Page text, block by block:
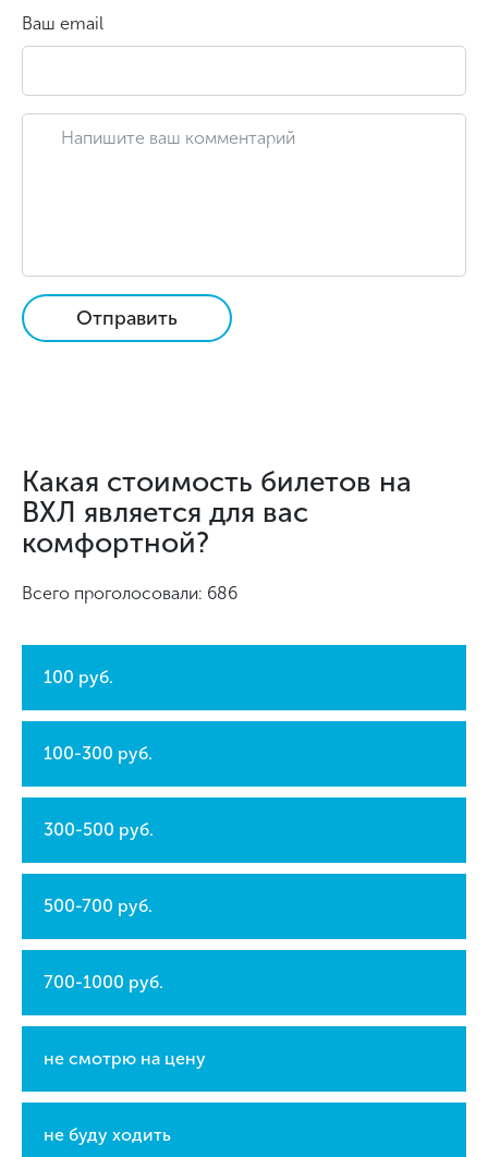
Ваш email
Отправить
Какая стоимость билетов на
ВХЛ является для вас
комфортной?
Всего проголосовали: 686
100 руб.
100-300 руб.
300-500 руб.
500-700 руб.
700-1000 руб.
не смотрю на цену
не буду ходить